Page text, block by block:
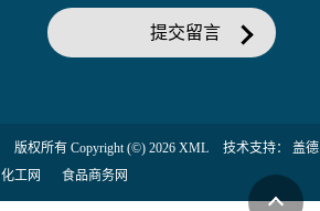
提交留言
版权所有 Copyright (©) 2026 XML 技术支持： 盖德
化工网
食品商务网